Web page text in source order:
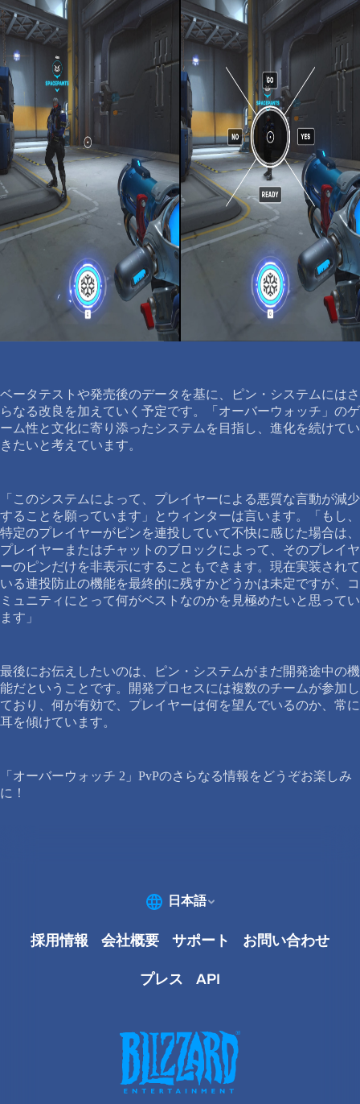
ベータテストや発売後のデータを基に、ピン・システムにはさ
らなる改良を加えていく予定です。「オーバーウォッチ」のゲ
ーム性と文化に寄り添ったシステムを目指し、進化を続けてい
きたいと考えています。
「このシステムによって、プレイヤーによる悪質な言動が減少
することを願っています」とウィンターは言います。「もし、
特定のプレイヤーがピンを連投していて不快に感じた場合は、
プレイヤーまたはチャットのブロックによって、そのプレイヤ
ーのピンだけを非表示にすることもできます。現在実装されて
いる連投防止の機能を最終的に残すかどうかは未定ですが、コ
ミュニティにとって何がベストなのかを見極めたいと思ってい
ます」
最後にお伝えしたいのは、ピン・システムがまだ開発途中の機
能だということです。開発プロセスには複数のチームが参加し
ており、何が有効で、プレイヤーは何を望んでいるのか、常に
耳を傾けています。
「オーバーウォッチ 2」PvPのさらなる情報をどうぞお楽しみ
に！